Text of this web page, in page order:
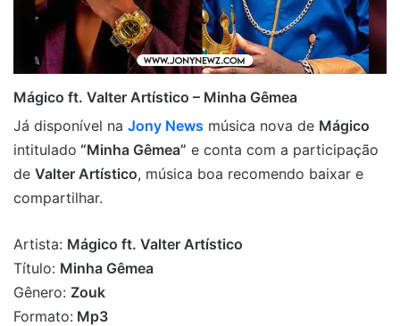
Mágico ft. Valter Artístico – Minha Gêmea
Já disponível na Jony News música nova de Mágico
intitulado “Minha Gêmea” e conta com a participação
de Valter Artístico, música boa recomendo baixar e
compartilhar.
Artista: Mágico ft. Valter Artístico
Título: Minha Gêmea
Gênero: Zouk
Formato: Mp3